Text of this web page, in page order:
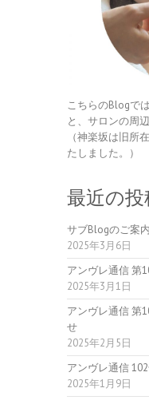
こちらのBlogで
と、サロンの周
（神楽坂は旧所
たしました。）
最近の投
サブBlogのご案内
2025年3月6日
アンヴレ通信 第
2025年3月1日
アンヴレ通信 第
せ
2025年2月5日
アンヴレ通信
2025年1月9日